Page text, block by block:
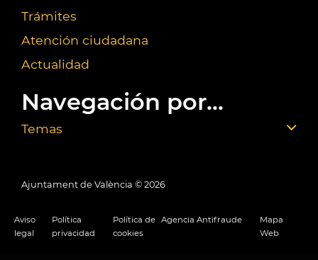
Trámites
Atención ciudadana
Actualidad
Navegación por...
Temas
Ajuntament de València © 2026
Aviso
legal
Política
privacidad
Política de
cookies
Agencia Antifraude
Mapa
Web